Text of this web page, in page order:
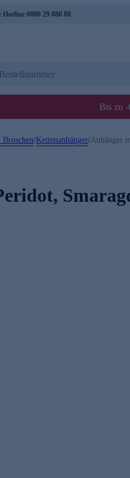
0800 29 888 88
Bis zu
/Kettenanhänger/Anhänger